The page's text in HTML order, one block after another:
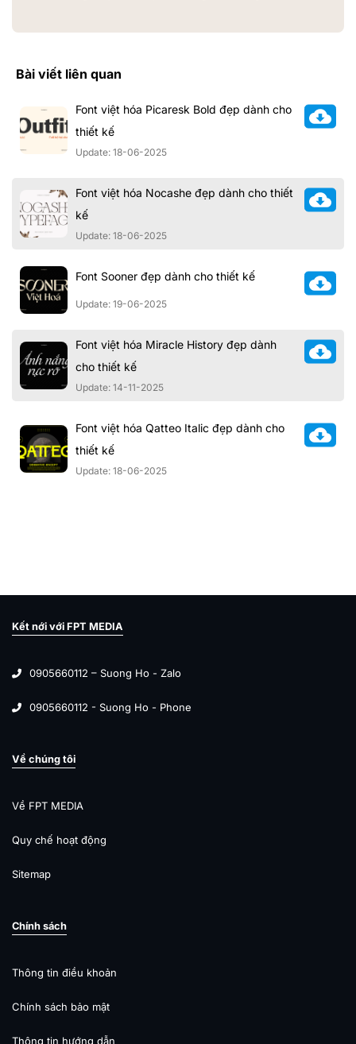
Bài viết liên quan
Font việt hóa Picaresk Bold đẹp dành cho
thiết kế
Update: 18-06-2025
Font việt hóa Nocashe đẹp dành cho thiết
kế
Update: 18-06-2025
Font Sooner đẹp dành cho thiết kế
Update: 19-06-2025
Font việt hóa Miracle History đẹp dành
cho thiết kế
Update: 14-11-2025
Font việt hóa Qatteo Italic đẹp dành cho
thiết kế
Update: 18-06-2025
Kết nới với FPT MEDIA
0905660112 – Suong Ho - Zalo
0905660112 - Suong Ho - Phone
Về chúng tôi
Về FPT MEDIA
Quy chế hoạt động
Sitemap
Chính sách
Thông tin điều khoản
Chính sách bảo mật
Thông tin hướng dẫn